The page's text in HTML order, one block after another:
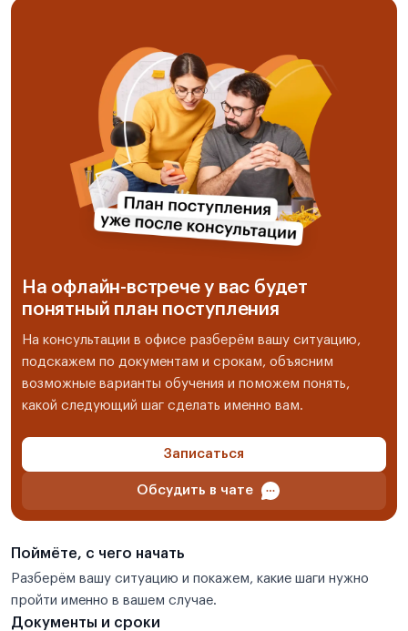
На офлайн-встрече у вас будет
понятный план поступления
На консультации в офисе разберём вашу ситуацию,
подскажем по документам и срокам, объясним
возможные варианты обучения и поможем понять,
какой следующий шаг сделать именно вам.
Записаться
Обсудить в чате
Поймёте, с чего начать
Разберём вашу ситуацию и покажем, какие шаги нужно
пройти именно в вашем случае.
Документы и сроки